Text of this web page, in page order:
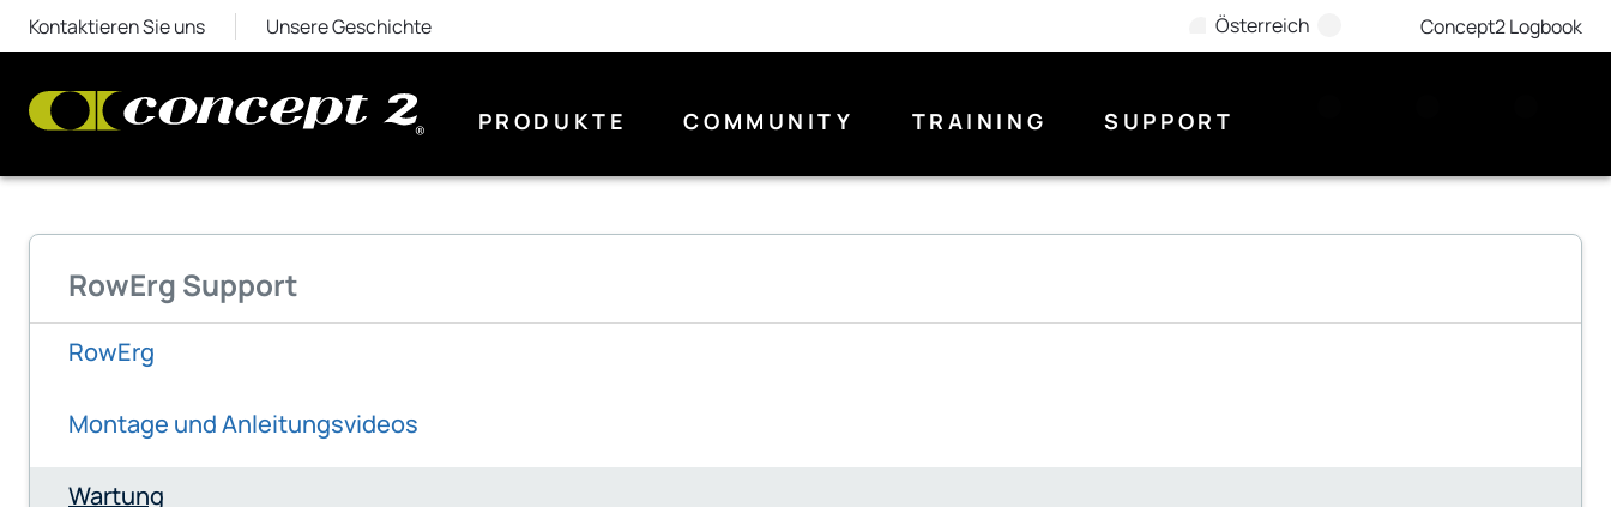
Kontaktieren Sie uns Unsere Geschichte Österreich Concept2 Logbook
PRODUKTE COMMUNITY TRAINING SUPPORT
RowErg Support
RowErg
Montage und Anleitungsvideos
Wartung